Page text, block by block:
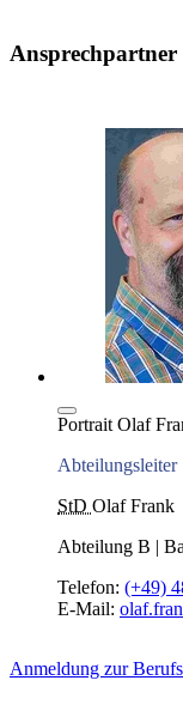
Ansprechpartner
Portrait Olaf
Abteilungsleiter
StD Olaf Frank
Abteilung B |
Telefon: (+49)
E-Mail:
Anmeldung zur